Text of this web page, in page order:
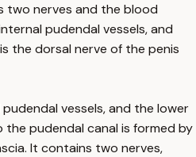
nerves and the blood
pudendal vessels, and
the dorsal nerve of the penis
vessels, and the lower
the pudendal canal is formed by
It contains two nerves,